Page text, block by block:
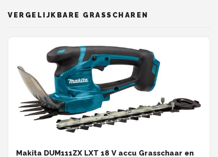
VERGELIJKBARE GRASSCHAREN
Makita DUM111ZX LXT 18 V accu Grasschaar en